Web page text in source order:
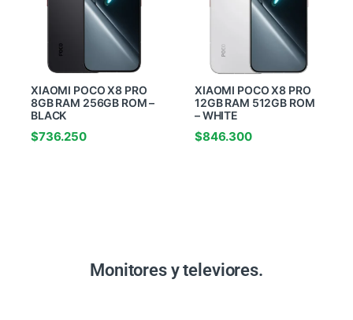
XIAOMI POCO X8 PRO
8GB RAM 256GB ROM –
BLACK
$736.250
XIAOMI POCO X8 PRO
12GB RAM 512GB ROM
– WHITE
$846.300
Monitores y televiores.